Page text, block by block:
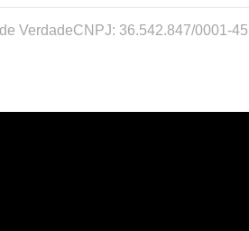
VerdadeCNPJ: 36.542.847/0001-45